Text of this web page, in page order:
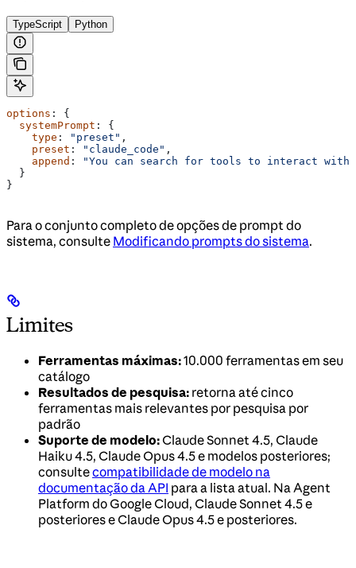
TypeScript Python
options : {
  systemPrompt
: {
    type
: "preset" ,
    preset
: "claude_code" ,
    append
:
"You can search for tools to interact with
  }
}
Para o conjunto completo de opções de prompt do
sistema, consulte Modificando prompts do sistema.
Limites
Ferramentas máximas:10.000 ferramentas em seu
catálogo
Resultados de pesquisa: retorna até cinco
ferramentas mais relevantes por pesquisa por
padrão
Suporte de modelo:Claude Sonnet 4.5, Claude
Haiku 4.5, Claude Opus 4.5 e modelos posteriores;
consultecompatibilidade de modelo na
documentação da API para a lista atual. Na Agent
Platform do Google Cloud, Claude Sonnet 4.5 e
posteriores e Claude Opus 4.5 e posteriores.